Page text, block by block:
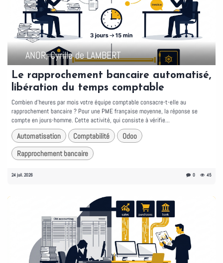
ANOR, Cyrille de LAMBERT
Le rapprochement bancaire automatisé,
libération du temps comptable
Combien d'heures par mois votre équipe comptable consacre-t-elle au
rapprochement bancaire ? Pour une PME française moyenne, la réponse se
compte en jours-homme. Cette activité, qui consiste à vérifie...
Automatisation Comptabilité
Odoo
Rapprochement bancaire
24 juil. 2026 0 45